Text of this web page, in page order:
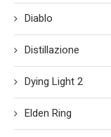
Diablo
Distillazione
Dying Light 2
Elden Ring